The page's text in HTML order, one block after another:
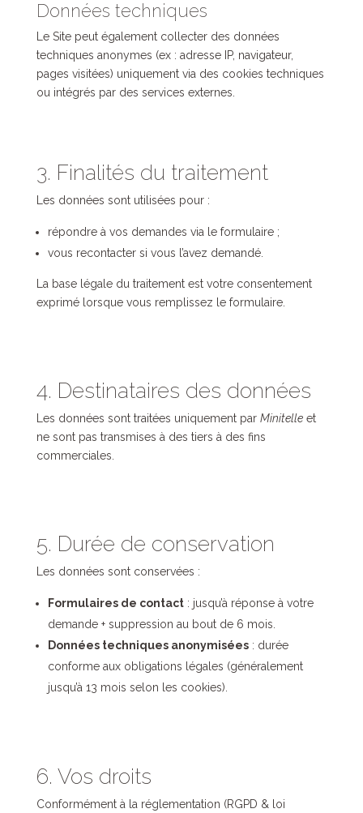
Données techniques
Le Site peut également collecter des données
techniques anonymes (ex : adresse IP, navigateur,
pages visitées) uniquement via des cookies techniques
ou intégrés par des services externes.
3. Finalités du traitement
Les données sont utilisées pour :
répondre à vos demandes via le formulaire ;
vous recontacter si vous l’avez demandé.
La base légale du traitement est votre consentement
exprimé lorsque vous remplissez le formulaire.
4. Destinataires des données
Les données sont traitées uniquement par Minitelleet
ne sont pas transmises à des tiers à des fins
commerciales.
5. Durée de conservation
Les données sont conservées :
Formulaires de contact: jusqu’à réponse à votre
demande + suppression au bout de 6 mois.
Données techniques anonymisées: durée
conforme aux obligations légales (généralement
jusqu’à 13 mois selon les cookies).
6. Vos droits
Conformément à la réglementation (RGPD & loi